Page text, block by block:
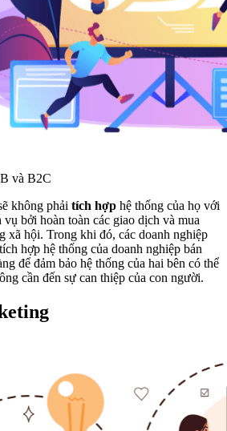
và B2C
không phải tích hợp hệ thống của họ với
bởi hoàn toàn các giao dịch và mua
xã hội. Trong khi đó, các doanh nghiệp
hợp hệ thống của doanh nghiệp bán
để đảm bảo hệ thống của hai bên có thể
cần đến sự can thiệp của con người.